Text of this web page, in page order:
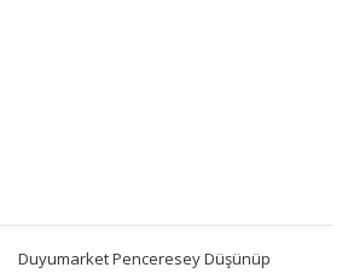
Duyumarket Penceresey Düşünüp